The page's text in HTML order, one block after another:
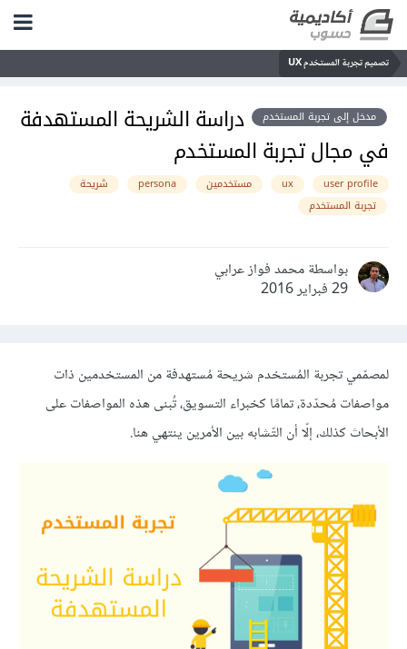
تصميم تجربة المستخدم UX
مدخل إلى تجربة المستخدم
دراسة الشريحة المستهدفة
في مجال تجربة المستخدم
user profile
ux مستخدمين persona
شريحة
تجربة المستخدم
بواسطة محمد فواز عرابي
29 فبراير 2016
لمصمّمي تجربة المُستخدم شريحة مُستهدفة من المستخدمين ذات
مواصفات مُحدّدة، تمامًا كخبراء التسويق، تُبنى هذه المواصفات على
الأبحاث كذلك، إلّا أن التّشابه بين الأمرين ينتهي هنا.